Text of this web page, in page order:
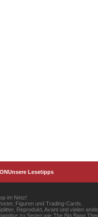
Unsere Lesetipps
im Netz!
Figuren und Trading-Cards.
Reprodukt, Avant und vielen
zu Serien wie The Big Bang